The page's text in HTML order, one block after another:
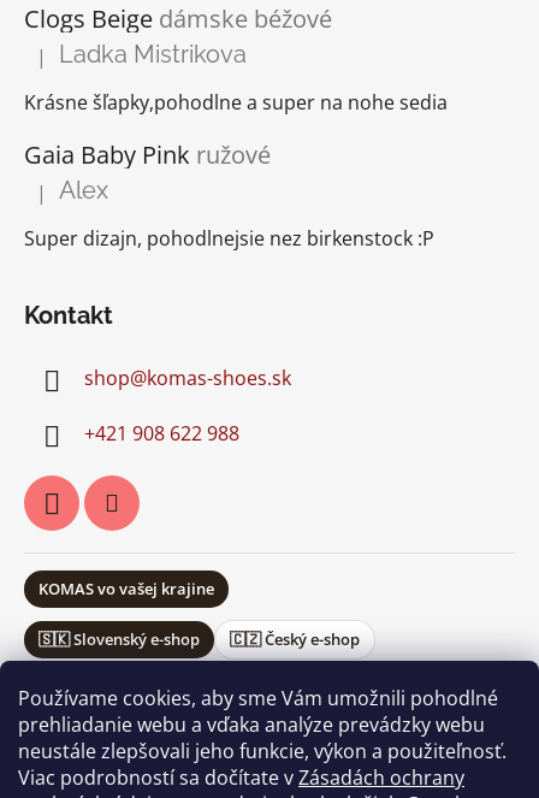
Používame cookies, aby sme Vám umožnili pohodlné
prehliadanie webu a vďaka analýze prevádzky webu
neustále zlepšovali jeho funkcie, výkon a použiteľnosť.
Viac podrobností sa dočítate vZásadách ochrany
Clogs Beige dámske béžové
Hodnotenie produktu je 5 z 5 hviezdičiek.
| Ladka Mistrikova
Krásne šľapky,pohodlne a super na nohe sedia
Gaia Baby Pink ružové
Hodnotenie produktu je 5 z 5 hviezdičiek.
| Alex
Super dizajn, pohodlnejsie nez birkenstock :P
Kontakt
shop@komas-shoes.sk
+421 908 622 988
KOMAS vo vašej krajine
🇸🇰 Slovenský e-shop 🇨🇿 Český e-shop
Obchodné podmienky Ochrana osobných údajov
Vrátenie a reklamácie